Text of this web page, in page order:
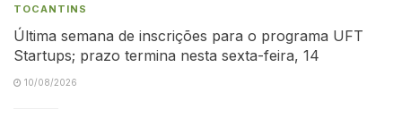
TOCANTINS
Última semana de inscrições para o programa UFT
Startups; prazo termina nesta sexta-feira, 14
10/08/2026